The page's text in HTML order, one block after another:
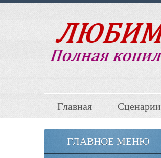
Главная Сценарии
ГЛАВНОЕ МЕНЮ